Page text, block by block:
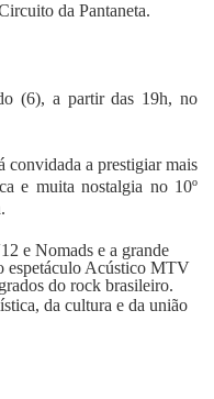
da Pantaneta.
(6), a partir das 19h, no
convidada a prestigiar mais
e muita nostalgia no 10º
e Nomads e a grande
espetáculo Acústico MTV
do rock brasileiro.
da cultura e da união